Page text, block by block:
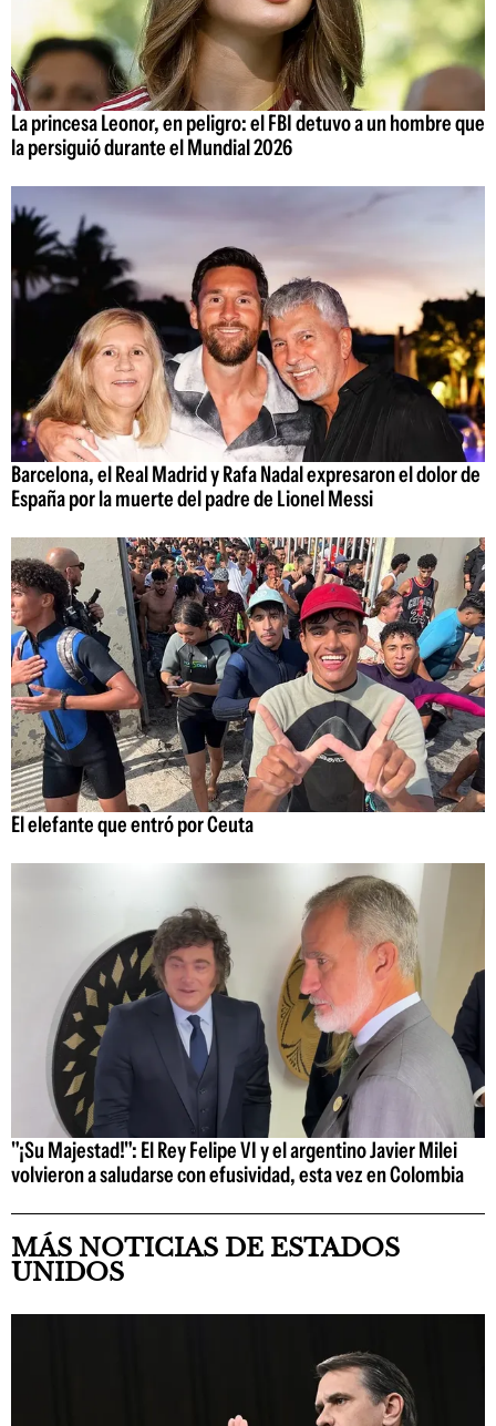
La princesa Leonor, en peligro: el FBI detuvo a un hombre que
la persiguió durante el Mundial 2026
Barcelona, el Real Madrid y Rafa Nadal expresaron el dolor de
España por la muerte del padre de Lionel Messi
El elefante que entró por Ceuta
"¡Su Majestad!": El Rey Felipe VI y el argentino Javier Milei
volvieron a saludarse con efusividad, esta vez en Colombia
MÁS NOTICIAS DE ESTADOS
UNIDOS